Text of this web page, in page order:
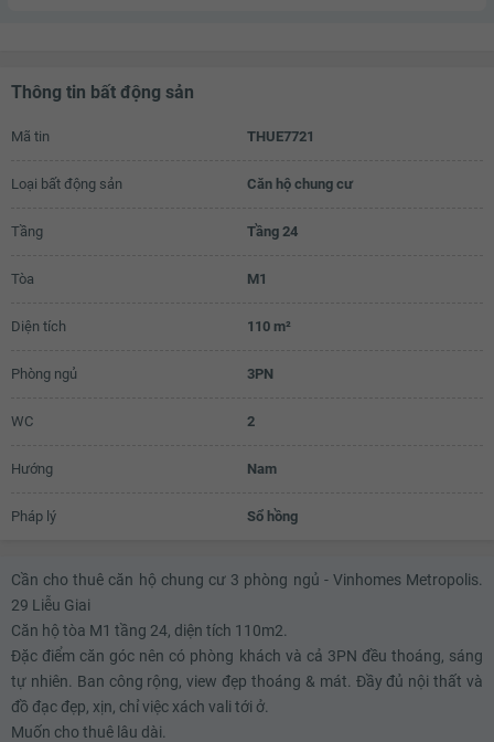
Thông tin bất động sản
Mã tin THUE7721
Loại bất động sản Căn hộ chung cư
Tầng Tầng 24
Tòa M1
Diện tích 110 m²
Phòng ngủ 3PN
WC 2
Hướng Nam
Pháp lý Sổ hồng
Cần cho thuê căn hộ chung cư 3 phòng ngủ - Vinhomes Metropolis.
29 Liễu Giai
Căn hộ tòa M1 tầng 24, diện tích 110m2.
Đặc điểm căn góc nên có phòng khách và cả 3PN đều thoáng, sáng
tự nhiên. Ban công rộng, view đẹp thoáng & mát. Đầy đủ nội thất và
đồ đạc đẹp, xịn, chỉ việc xách vali tới ở.
Muốn cho thuê lâu dài.